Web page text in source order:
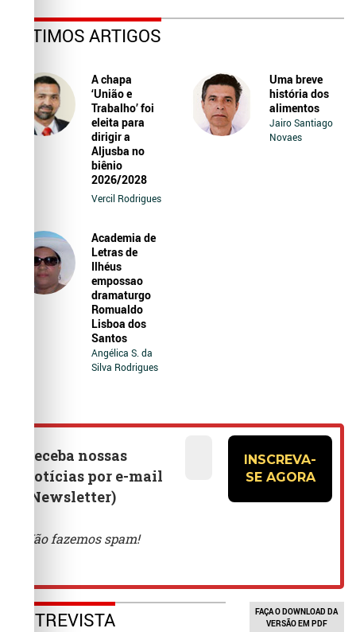
ÚLTIMOS ARTIGOS
A chapa
‘União e
Trabalho’ foi
eleita para
dirigir a
Aljusba no
biênio
2026/2028
Vercil Rodrigues
Uma breve
história dos
alimentos
Jairo Santiago
Novaes
Academia de
Letras de
Ilhéus
empossao
dramaturgo
Romualdo
Lisboa dos
Santos
Angélica S. da
Silva Rodrigues
ENTREVISTA
FAÇA O DOWNLOAD DA
VERSÃO EM PDF